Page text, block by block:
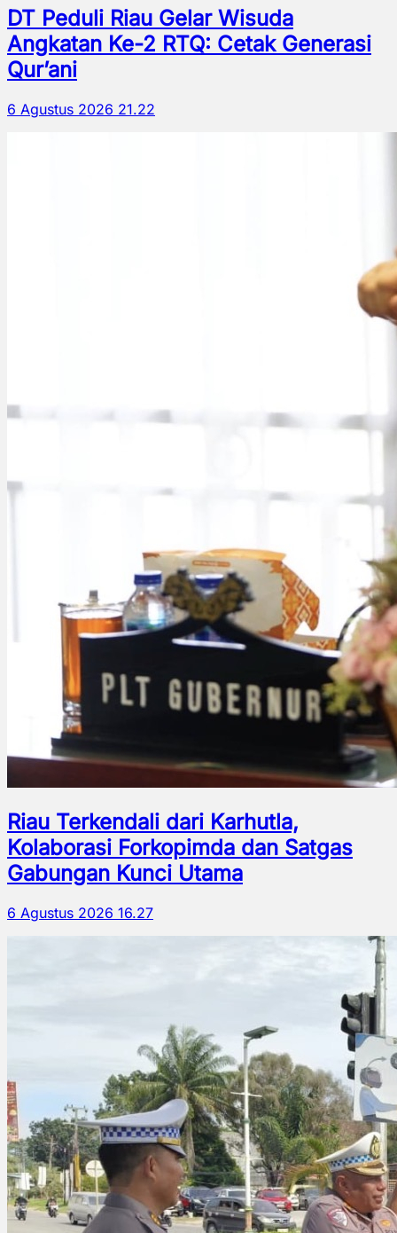
DT Peduli Riau Gelar Wisuda
Angkatan Ke-2 RTQ: Cetak Generasi
Qur’ani
6 Agustus 2026 21.22
Riau Terkendali dari Karhutla,
Kolaborasi Forkopimda dan Satgas
Gabungan Kunci Utama
6 Agustus 2026 16.27